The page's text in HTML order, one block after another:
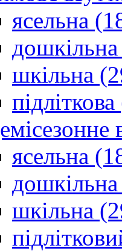
ясельна
шкільна
ясельна
шкільна